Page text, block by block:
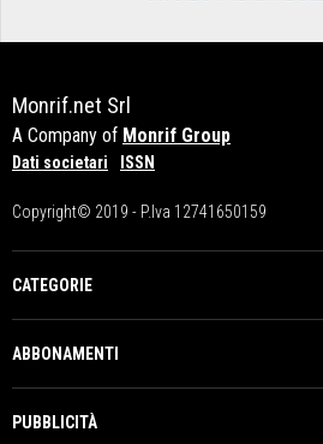
Monrif.net Srl
A Company of Monrif Group
Dati societari ISSN
Copyright© 2019 - P.Iva 12741650159
CATEGORIE
ABBONAMENTI
PUBBLICITÀ